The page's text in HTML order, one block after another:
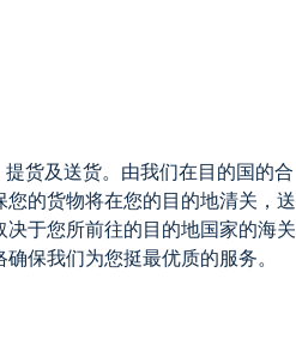
货及送货。由我们在目的国的合
的货物将在您的目的地清关，送
于您所前往的目的地国家的海关
保我们为您挺最优质的服务。